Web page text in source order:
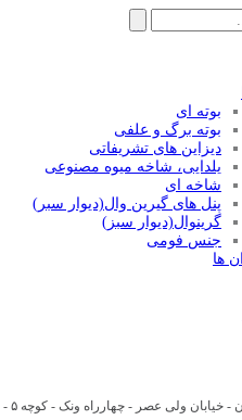
بوته ای
بوته برگ و علفی
دیزاین های تشریفاتی
یلدایی، شاخه میوه مصنوعی
شاخه ای
پنل های گیرین وال(دیوار سبر)
گرینوال(دیوار سبز)
جنس فومی
ها
خیابان ولی عصر - چهارراه ونک - کوچه ۵ - ساختمان راستچین